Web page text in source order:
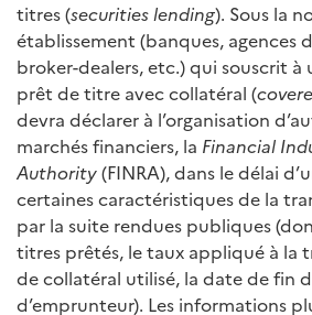
titres (securities lending). Sous la
établissement (banques, agences
broker-dealers, etc.) qui souscrit
prêt de titre avec collatéral (
devra déclarer à l’organisation
marchés financiers, la Financial
Authority(FINRA), dans le délai
certaines caractéristiques de la
par la suite rendues publiques
titres prêtés, le taux appliqué à la
de collatéral utilisé, la date de fin
d’emprunteur). Les informations